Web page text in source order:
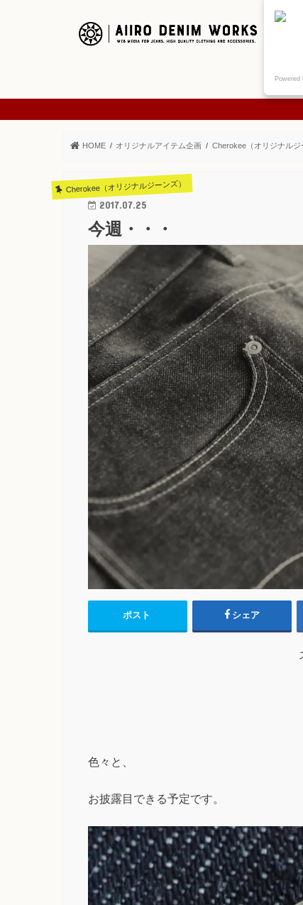
ご挨拶
HOME オリジナルアイテム企画 Cherokee（オリジナルジ
Cherokee（オリジナルジーンズ）
2017.07.25
今週・・・
ポスト シェア
色々と、
お披露目できる予定です。
Powered